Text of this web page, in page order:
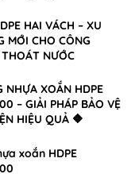
HAI VÁCH – XU
MỚI CHO CÔNG
NƯỚC
NHỰA XOẮN HDPE
– GIẢI PHÁP BẢO VỆ
HIỆU QUẢ 🔶
xoắn HDPE